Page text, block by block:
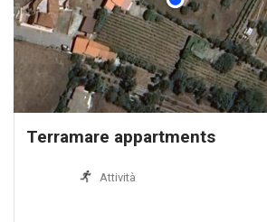
Terramare appartments
Attività